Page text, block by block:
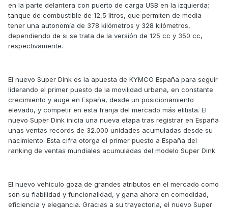
en la parte delantera con puerto de carga USB en la izquierda;
tanque de combustible de 12,5 litros, que permiten de media
tener una autonomía de 378 kilómetros y 328 kilómetros,
dependiendo de si se trata de la versión de 125 cc y 350 cc,
respectivamente.
El nuevo Super Dink es la apuesta de KYMCO España para seguir
liderando el primer puesto de la movilidad urbana, en constante
crecimiento y auge en España, desde un posicionamiento
elevado, y competir en esta franja del mercado más elitista. El
nuevo Super Dink inicia una nueva etapa tras registrar en España
unas ventas records de 32.000 unidades acumuladas desde su
nacimiento. Esta cifra otorga el primer puesto a España del
ranking de ventas mundiales acumuladas del modelo Super Dink.
El nuevo vehículo goza de grandes atributos en el mercado como
son su fiabilidad y funcionalidad, y gana ahora en comodidad,
eficiencia y elegancia. Gracias a su trayectoria, el nuevo Super